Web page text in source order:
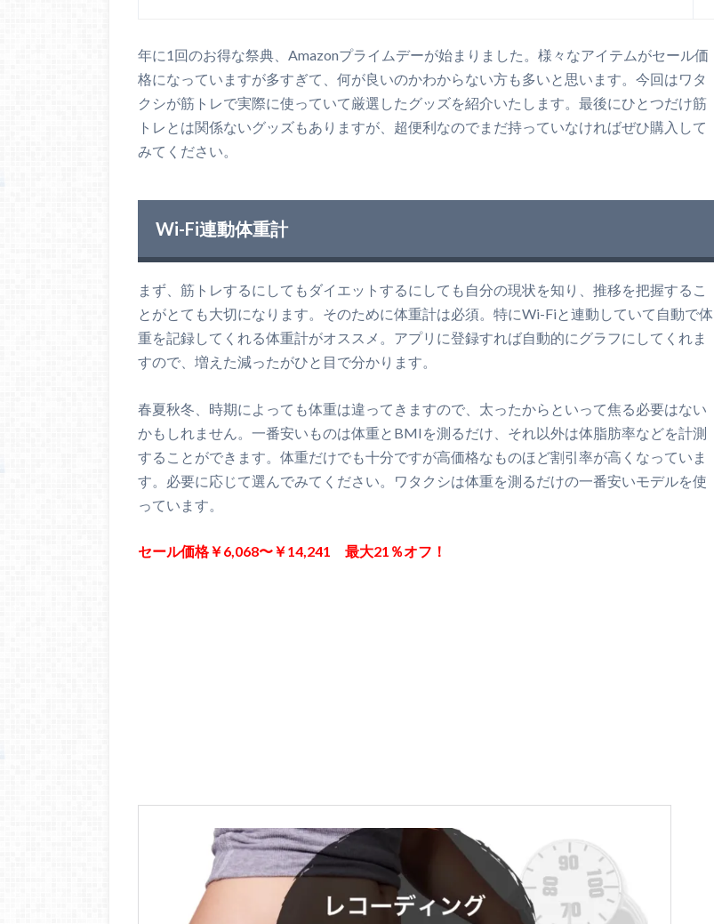
年に1回のお得な祭典、Amazonプライムデーが始まりました。様々なアイテムがセール価
格になっていますが多すぎて、何が良いのかわからない方も多いと思います。今回はワタ
クシが筋トレで実際に使っていて厳選したグッズを紹介いたします。最後にひとつだけ筋
トレとは関係ないグッズもありますが、超便利なのでまだ持っていなければぜひ購入して
みてください。
Wi-Fi連動体重計
まず、筋トレするにしてもダイエットするにしても自分の現状を知り、推移を把握するこ
とがとても大切になります。そのために体重計は必須。特にWi-Fiと連動していて自動で体
重を記録してくれる体重計がオススメ。アプリに登録すれば自動的にグラフにしてくれま
すので、増えた減ったがひと目で分かります。
春夏秋冬、時期によっても体重は違ってきますので、太ったからといって焦る必要はない
かもしれません。一番安いものは体重とBMIを測るだけ、それ以外は体脂肪率などを計測
することができます。体重だけでも十分ですが高価格なものほど割引率が高くなっていま
す。必要に応じて選んでみてください。ワタクシは体重を測るだけの一番安いモデルを使
っています。
セール価格￥6,068〜￥14,241 最大21％オフ！